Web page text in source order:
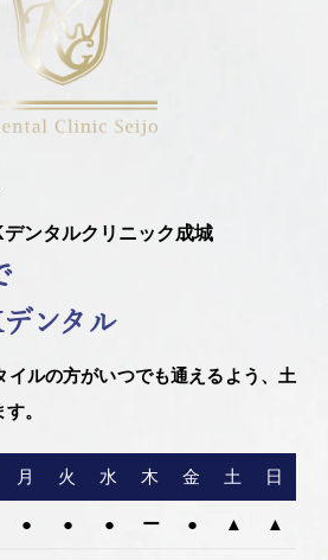
ンタルクリニック成城
ンタル
イルの方がいつでも通えるよう、土
。
月 火 水 木 金 土 日
● ● ● ー ● ▲ ▲